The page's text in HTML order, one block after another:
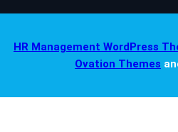
HR Management WordPress
Ovation Themes